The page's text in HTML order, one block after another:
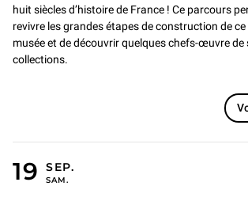
huit siècles d’histoire de France ! Ce parcours
revivre les grandes étapes de construction de
musée et de découvrir quelques chefs-œuvre de
collections.